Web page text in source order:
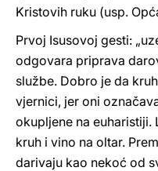
Kristovih ruku (usp.
Prvoj Isusovoj gesti:
odgovara priprava
službe. Dobro je da
vjernici, jer oni
okupljene na
kruh i vino na oltar.
darivaju kao nekoć od